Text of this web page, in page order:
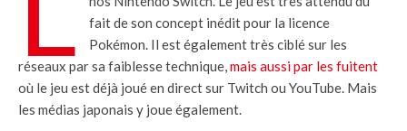
fait de son concept inédit pour la licence
Pokémon. Il est également très ciblé sur les
réseaux par sa faiblesse technique,mais aussi par les fuitent
où le jeu est déjà joué en direct sur Twitch ou YouTube. Mais
les médias japonais y joue également.